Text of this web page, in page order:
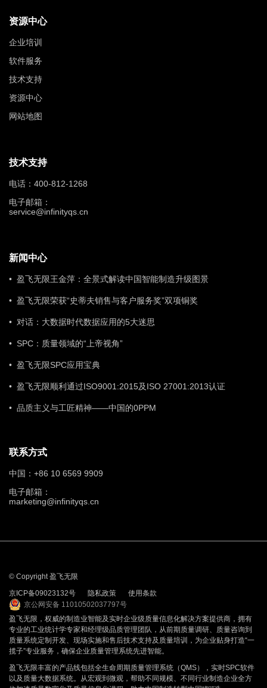
资源中心
企业培训
软件服务
技术支持
资源中心
网站地图
技术支持
电话：400-812-1268
电子邮箱：
service@infinityqs.cn
新闻中心
• 盈飞无限王金萍：全景式解读中国智能制造升级图景
• 盈飞无限荣获“史蒂夫销售与客户服务奖”双项铜奖
• 对话：大数据时代数据应用的5大迷思
• SPC：质量领域的“上帝视角”
• 盈飞无限SPC应用宝典
• 盈飞无限顺利通过ISO9001:2015及ISO 27001:2013认证
• 品质主义与工匠精神——中国的0PPM
联系方式
中国：+86 10 6569 9909
电子邮箱：
marketing@infinityqs.cn
© Copyright 盈飞无限
京ICP备09023132号
隐私政策
使用条款
京公网安备 11010502037797号
盈飞无限，权威的制造业智能及实时企业级质量信息化解决方案提供商，拥有
专业的工业统计学专家和经理级品质管理团队，从前期质量调研、质量咨询到
质量系统定制开发、现场实施和售后技术支持及质量培训，为企业贴身打造“一
揽子”专业服务，确保企业质量管理系统先进智能。
盈飞无限丰富的产品线包括全生命周期质量管理系统（QMS），实时SPC软件
以及质量大数据系统。从宏观到微观，帮助不同规模、不同行业制造企业全方